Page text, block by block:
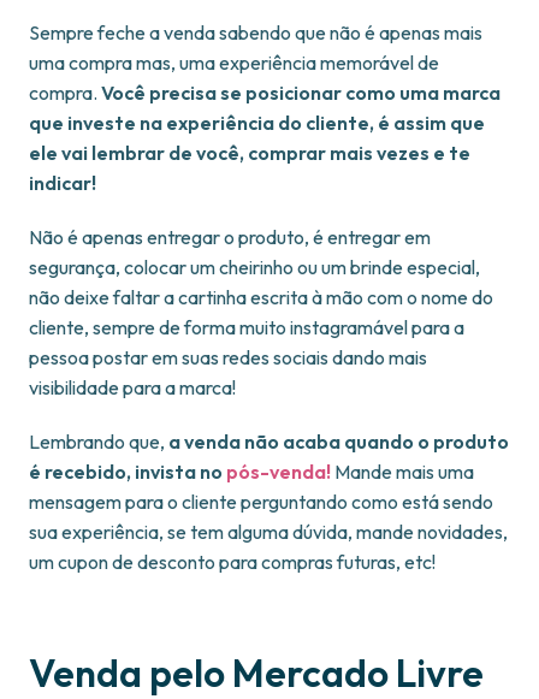
Sempre feche a venda sabendo que não é apenas mais
uma compra mas, uma experiência memorável de
compra. Você precisa se posicionar como uma marca
que investe na experiência do cliente, é assim que
ele vai lembrar de você, comprar mais vezes e te
indicar!
Não é apenas entregar o produto, é entregar em
segurança, colocar um cheirinho ou um brinde especial,
não deixe faltar a cartinha escrita à mão com o nome do
cliente, sempre de forma muito instagramável para a
pessoa postar em suas redes sociais dando mais
visibilidade para a marca!
Lembrando que, a venda não acaba quando o produto
é recebido, invista no pós-venda! Mande mais uma
mensagem para o cliente perguntando como está sendo
sua experiência, se tem alguma dúvida, mande novidades,
um cupon de desconto para compras futuras, etc!
Venda pelo Mercado Livre